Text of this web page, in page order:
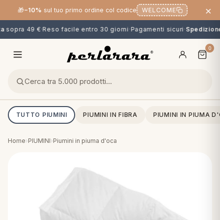
🎁−10% sul tuo primo ordine col codice WELCOME ×
sopra 49 €·Reso facile entro 30 giorni·Pagamenti sicuri·
0
TUTTO PIUMINI PIUMINI IN FIBRA PIUMINI IN PIUMA
Home›PIUMINI›Piumini in piuma d'oca